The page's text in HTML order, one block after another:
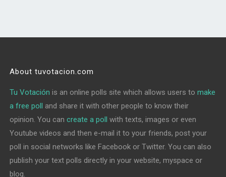
About tuvotacion.com
Tu Votación is an online polls site which allows users tomake
a free poll and share it with other people to know their
opinion. You cancreate a poll with texts, images or even
Youtube videos and then e-mail it to your friends, post your
poll in social networks like Facebook or Twitter. You can also
publish your text polls directly in your website, myspace or
blog.